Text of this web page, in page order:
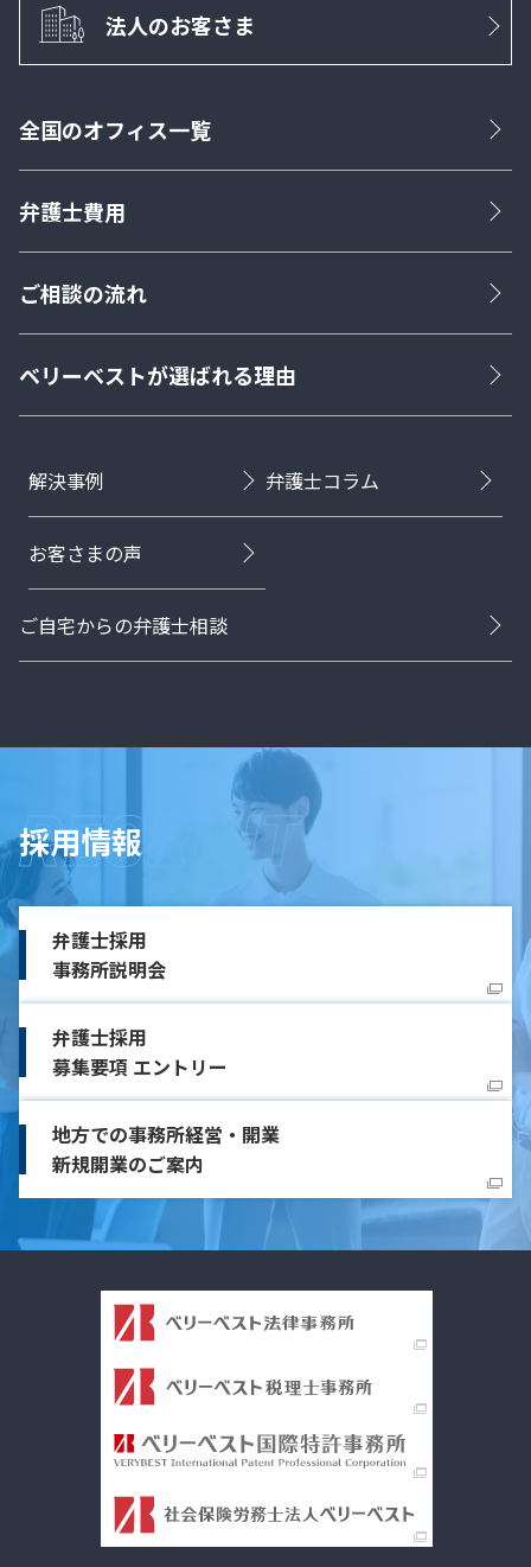
法人のお客さま
全国のオフィス一覧
弁護士費用
ご相談の流れ
ベリーベストが選ばれる理由
解決事例 弁護士コラム
お客さまの声
ご自宅からの弁護士相談
採用情報
弁護士採用
事務所説明会
弁護士採用
募集要項 エントリー
地方での事務所経営・開業
新規開業のご案内